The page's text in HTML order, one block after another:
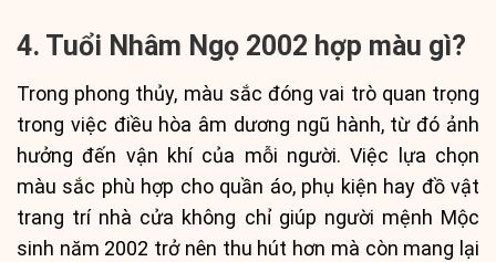
4. Tuổi Nhâm Ngọ 2002 hợp màu gì?
Trong phong thủy, màu sắc đóng vai trò quan trọng
trong việc điều hòa âm dương ngũ hành, từ đó ảnh
hưởng đến vận khí của mỗi người. Việc lựa chọn
màu sắc phù hợp cho quần áo, phụ kiện hay đồ vật
trang trí nhà cửa không chỉ giúp người mệnh Mộc
sinh năm 2002 trở nên thu hút hơn mà còn mang lại